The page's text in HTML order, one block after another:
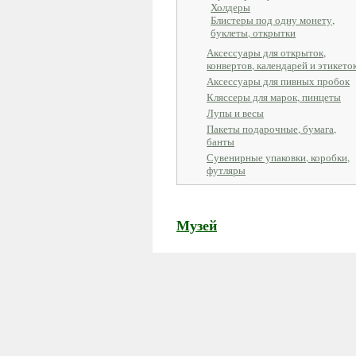
Холдеры
Блистеры под одну монету,
буклеты, открытки
Аксессуары для открыток,
конвертов, календарей и
Аксессуары для пивных пробок
Кляссеры для марок, пинцеты
Лупы и весы
Пакеты подарочные, бумага,
банты
Сувенирные упаковки, коробки,
футляры
Музей